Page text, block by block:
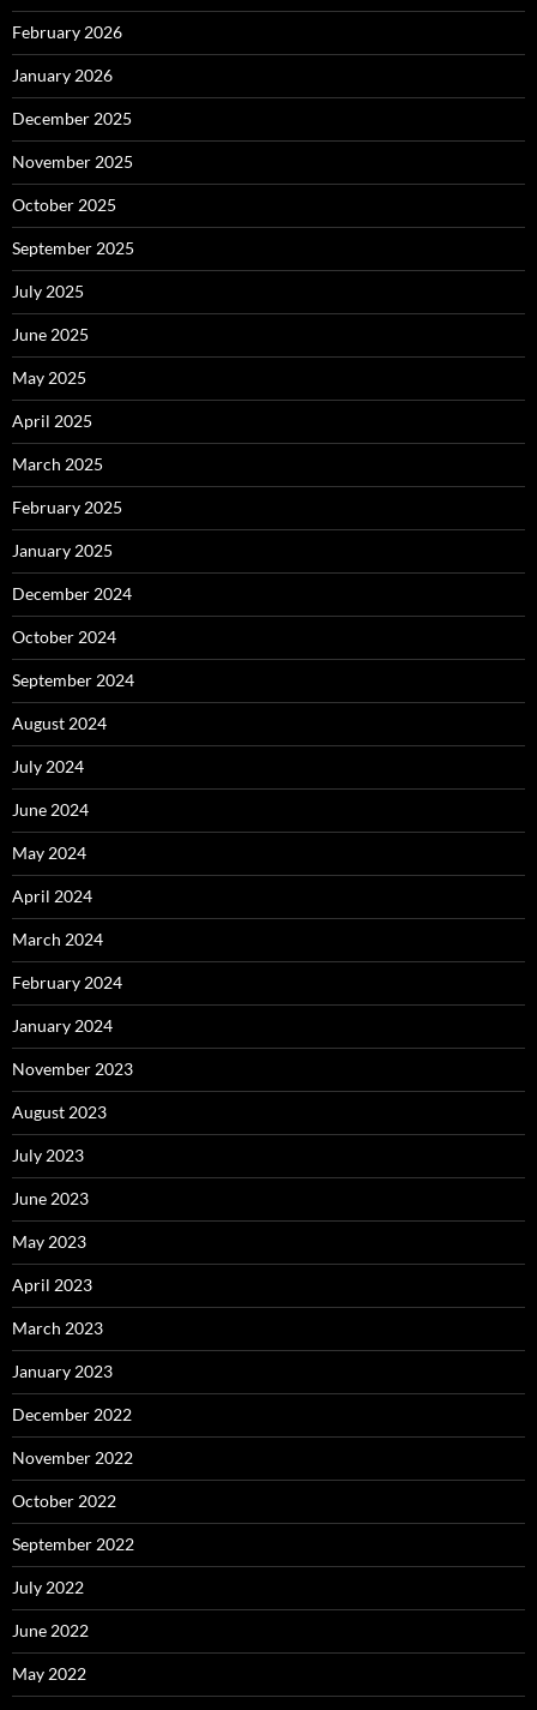
February 2026
January 2026
December 2025
November 2025
October 2025
September 2025
July 2025
June 2025
May 2025
April 2025
March 2025
February 2025
January 2025
December 2024
October 2024
September 2024
August 2024
July 2024
June 2024
May 2024
April 2024
March 2024
February 2024
January 2024
November 2023
August 2023
July 2023
June 2023
May 2023
April 2023
March 2023
January 2023
December 2022
November 2022
October 2022
September 2022
July 2022
June 2022
May 2022